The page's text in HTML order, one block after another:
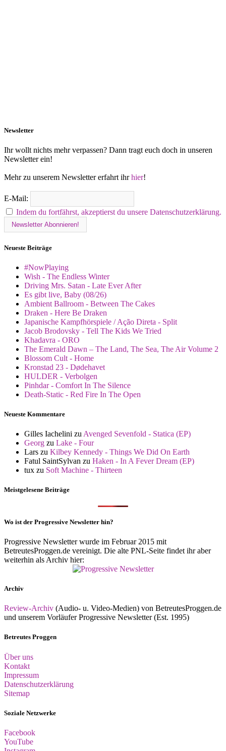
Newsletter
Ihr wollt nichts mehr verpassen? Dann tragt euch doch in unseren
Newsletter ein!
Mehr zu unserem Newsletter erfahrt ihrhier!
E-Mail:
Indem du fortfährst, akzeptierst du unsere Datenschutzerklärung.
Neueste Beiträge
#NowPlaying
Wish - The Endless Winter
Driving Mrs. Satan - Late Ever After
Es gibt live, Baby (08/26)
Ambient Ballroom - Between The Cakes
Draken - Here Be Draken
Japanische Kampfhörspiele / Ação Direta - Split
Jacob Brodovsky - Tell The Kids We Tried
Khadavra - ORO
The Emerald Dawn – The Land, The Sea, The Air Volume 2
Blossom Cult - Home
Kronstad 23 - Dødehavet
HULDER - Verbolgen
Pinhdar - Comfort In The Silence
Death-Static - Red Fire In The Open
Neueste Kommentare
Gilles Iachelini zu Avenged Sevenfold - Statica (EP)
Georg zu Lake - Four
Lars zu Kilbey Kennedy - Things We Did On Earth
Fatul SaintSylvan zu Haken - In A Fever Dream (EP)
tux zu Soft Machine - Thirteen
Meistgelesene Beiträge
Wo ist der Progressive Newsletter hin?
Progressive Newsletter wurde im Februar 2015 mit
BetreutesProggen.de vereinigt. Die alte PNL-Seite findet ihr aber
weiterhin als Archiv hier:
Archiv
Review-Archiv (Audio- u. Video-Medien) von BetreutesProggen.de
und unserem Vorläufer Progressive Newsletter (Est. 1995)
Betreutes Proggen
Über uns
Kontakt
Impressum
Datenschutzerklärung
Sitemap
Soziale Netzwerke
Facebook
YouTube